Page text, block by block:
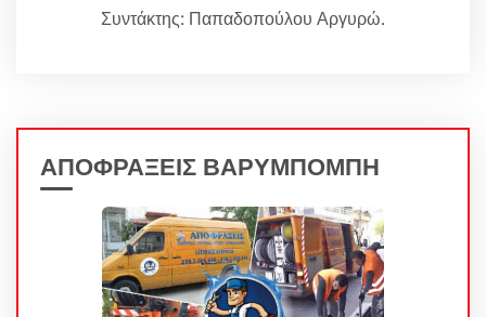
Συντάκτης: Παπαδοπούλου Αργυρώ.
ΑΠΟΦΡΑΞΕΙΣ ΒΑΡΥΜΠΟΜΠΗ